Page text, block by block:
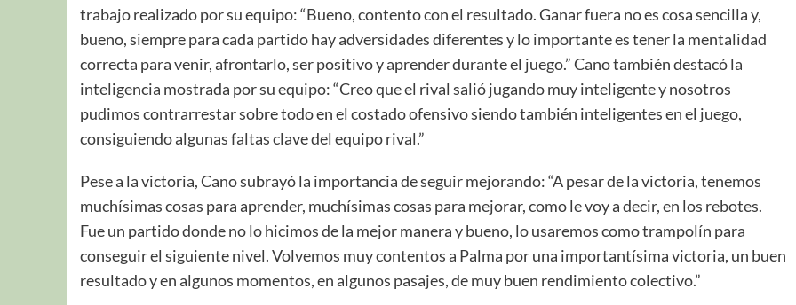
trabajo realizado por su equipo: “Bueno, contento con el resultado. Ganar fuera no es cosa sencilla y,
bueno, siempre para cada partido hay adversidades diferentes y lo importante es tener la mentalidad
correcta para venir, afrontarlo, ser positivo y aprender durante el juego.” Cano también destacó la
inteligencia mostrada por su equipo: “Creo que el rival salió jugando muy inteligente y nosotros
pudimos contrarrestar sobre todo en el costado ofensivo siendo también inteligentes en el juego,
consiguiendo algunas faltas clave del equipo rival.”
Pese a la victoria, Cano subrayó la importancia de seguir mejorando: “A pesar de la victoria, tenemos
muchísimas cosas para aprender, muchísimas cosas para mejorar, como le voy a decir, en los rebotes.
Fue un partido donde no lo hicimos de la mejor manera y bueno, lo usaremos como trampolín para
conseguir el siguiente nivel. Volvemos muy contentos a Palma por una importantísima victoria, un buen
resultado y en algunos momentos, en algunos pasajes, de muy buen rendimiento colectivo.”